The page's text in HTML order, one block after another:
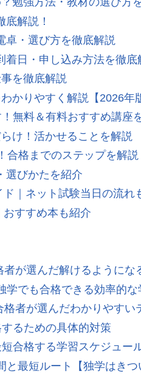
解説！
卓・選び方を徹底解説
着日・申し込み方法を徹底
を徹底解説
かりやすく解説【2026年
無料＆有料おすすめ講座
け！活かせることを解説
合格までのステップを解説
選びかたを紹介
ド｜ネット試験当日の流れ
おすすめ本も紹介
者が選んだ解けるようにな
学でも合格できる効率的
者が選んだわかりやすい
るための具体的対策
合格する学習スケジュー
最短ルート【独学はきつ